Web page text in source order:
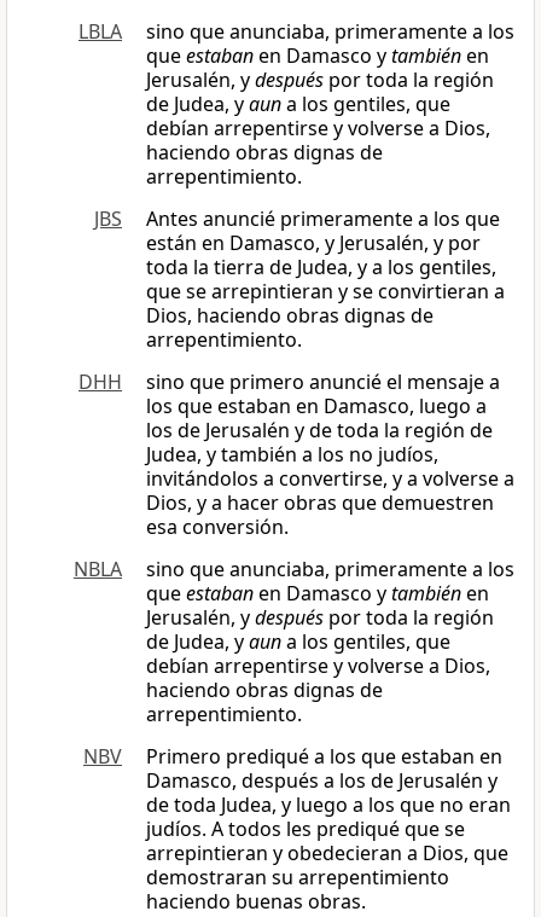
LBLA
sino que anunciaba, primeramente a los
queestabanen Damasco ytambiénen
Jerusalén, ydespués por toda la región
de Judea, yauna los gentiles, que
debían arrepentirse y volverse a Dios,
haciendo obras dignas de
arrepentimiento.
JBS
Antes anuncié primeramente a los que
están en Damasco, y Jerusalén, y por
toda la tierra de Judea, y a los gentiles,
que se arrepintieran y se convirtieran a
Dios, haciendo obras dignas de
arrepentimiento.
DHH
sino que primero anuncié el mensaje a
los que estaban en Damasco, luego a
los de Jerusalén y de toda la región de
Judea, y también a los no judíos,
invitándolos a convertirse, y a volverse a
Dios, y a hacer obras que demuestren
esa conversión.
NBLA
sino que anunciaba, primeramente a los
queestabanen Damasco ytambiénen
Jerusalén, ydespués por toda la región
de Judea, yauna los gentiles, que
debían arrepentirse y volverse a Dios,
haciendo obras dignas de
arrepentimiento.
NBV
Primero prediqué a los que estaban en
Damasco, después a los de Jerusalén y
de toda Judea, y luego a los que no eran
judíos. A todos les prediqué que se
arrepintieran y obedecieran a Dios, que
demostraran su arrepentimiento
haciendo buenas obras.